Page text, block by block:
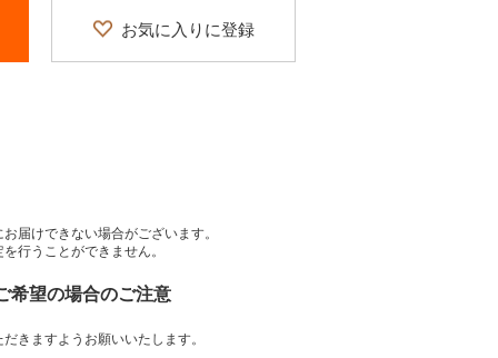
お気に入りに登録
届けできない場合がございます。
行うことができません。
希望の場合のご注意
きますようお願いいたします。